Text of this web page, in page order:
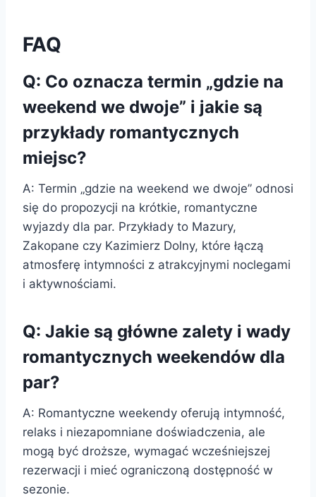
FAQ
Q: Co oznacza termin „gdzie na
weekend we dwoje” i jakie są
przykłady romantycznych
miejsc?
A: Termin „gdzie na weekend we dwoje” odnosi
się do propozycji na krótkie, romantyczne
wyjazdy dla par. Przykłady to Mazury,
Zakopane czy Kazimierz Dolny, które łączą
atmosferę intymności z atrakcyjnymi noclegami
i aktywnościami.
Q: Jakie są główne zalety i wady
romantycznych weekendów dla
par?
A: Romantyczne weekendy oferują intymność,
relaks i niezapomniane doświadczenia, ale
mogą być droższe, wymagać wcześniejszej
rezerwacji i mieć ograniczoną dostępność w
sezonie.